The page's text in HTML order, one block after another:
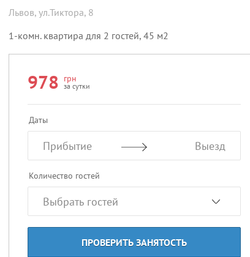
Львов, ул.Тиктора, 8
1-комн. квартира для 2 гостей, 45 м2
978 грн
за сутки
Даты
Прибытие Выезд
Количество гостей
ПРОВЕРИТЬ ЗАНЯТОСТЬ